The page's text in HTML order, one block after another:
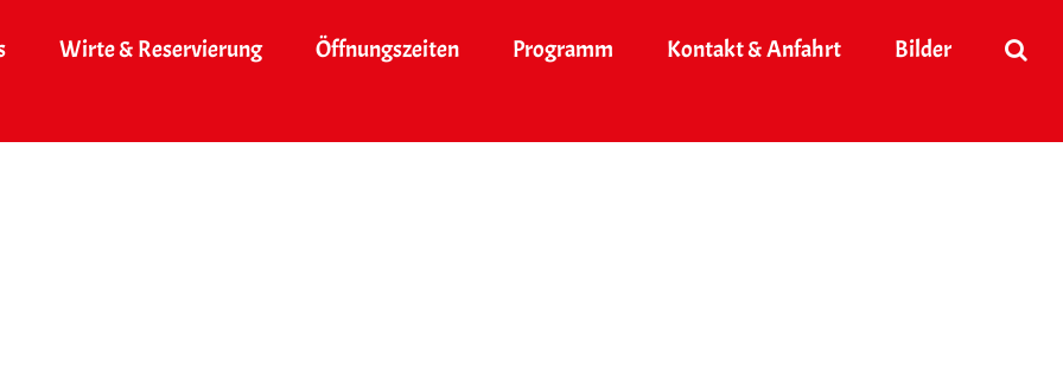
Wirte & Reservierung Öffnungszeiten Programm Kontakt & Anfahrt Bilder